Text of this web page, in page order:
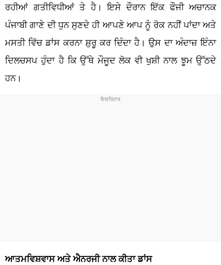
ਰਹੀਆਂ ਗਤੀਵਿਧੀਆਂ ਤੇ ਹੈ। ਇਸੇ ਦੌਰਾਨ ਇੱਕ ਫੌਜੀ ਅਚਾਨਕ
ਪੰਜਾਬੀ ਗਾਣੇ ਦੀ ਧੁਨ ਸੁਣਦੇ ਹੀ ਆਪਣੇ ਆਪ ਨੂੰ ਰੋਕ ਨਹੀਂ ਪਾਂਦਾ ਅਤੇ
ਮਸਤੀ ਵਿੱਚ ਡਾਂਸ ਕਰਨਾ ਸ਼ੁਰੂ ਕਰ ਦਿੰਦਾ ਹੈ। ਉਸ ਦਾ ਅੰਦਾਜ਼ ਇੰਨਾ
ਦਿਲਚਸਪ ਹੁੰਦਾ ਹੈ ਕਿ ਉੱਥੇ ਮੌਜੂਦ ਲੋਕ ਵੀ ਖੁਸ਼ੀ ਨਾਲ ਝੂਮ ਉੱਠਦੇ
ਹਨ।
ਆਤਮਵਿਸ਼ਵਾਸ ਅਤੇ ਐਨਰਜੀ ਨਾਲ ਕੀਤਾ ਡਾਂਸ